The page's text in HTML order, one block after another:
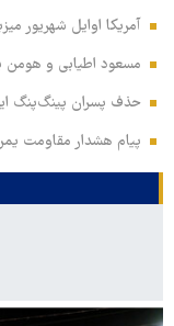
آمریکا اوایل شهریور
مسعود اطیابی و هومن
حذف پسران پینگ‌پنگ
پیام هشدار مقاومت